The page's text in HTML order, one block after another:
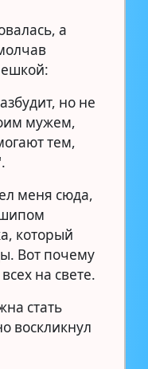
а
но не
мужем,
тем,
меня сюда,
который
Вот почему
на свете.
стать
воскликнул